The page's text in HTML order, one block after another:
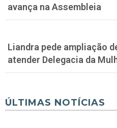
avança na Assembleia
Liandra pede ampliação
atender Delegacia da
ÚLTIMAS NOTÍCIAS